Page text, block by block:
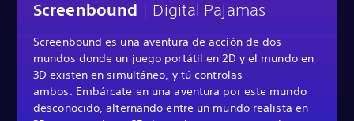
Screenbound | Digital Pajamas
Screenbound es una aventura de acción de dos
mundos donde un juego portátil en 2D y el mundo en
3D existen en simultáneo, y tú controlas
ambos. Embárcate en una aventura por este mundo
desconocido, alternando entre un mundo realista en